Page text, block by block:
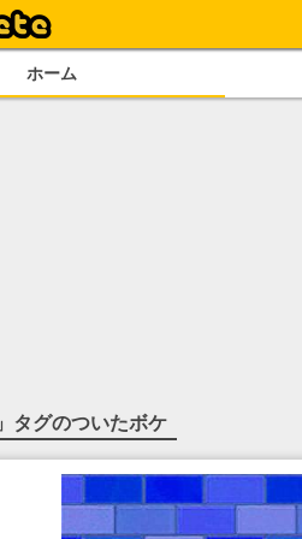
ホーム
」タグのついたボケ